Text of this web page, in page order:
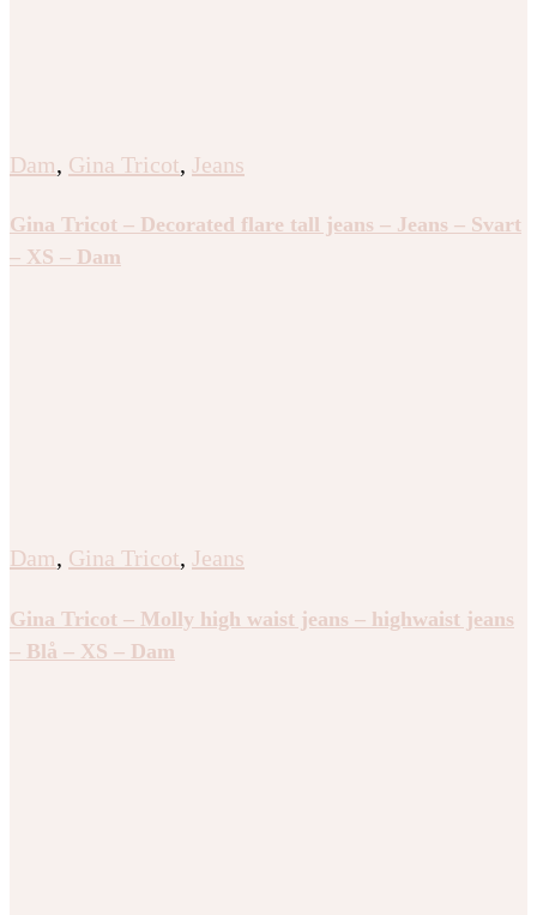
Dam, Gina Tricot, Jeans
Gina Tricot – Decorated flare tall jeans – Jeans – Svart
– XS – Dam
Dam, Gina Tricot, Jeans
Gina Tricot – Molly high waist jeans – highwaist jeans
– Blå – XS – Dam